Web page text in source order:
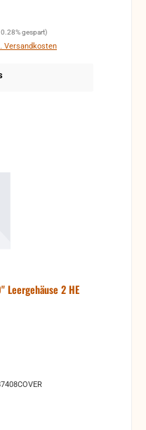
gespart)
Versandkosten
Leergehäuse 2 HE